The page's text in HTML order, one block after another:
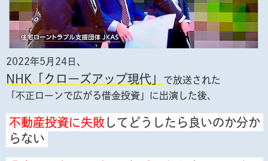
2022年5月24日、
NHK 「クローズアップ現代」
で放送された
「不正ローンで広がる借金投資」に出演した後、
不動産投資に失敗 してどうしたら良いのか分か
らない